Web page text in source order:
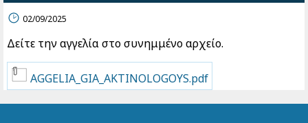
02/09/2025
Δείτε την αγγελία στο συνημμένο αρχείο.
AGGELIA_GIA_AKTINOLOGOYS.pdf